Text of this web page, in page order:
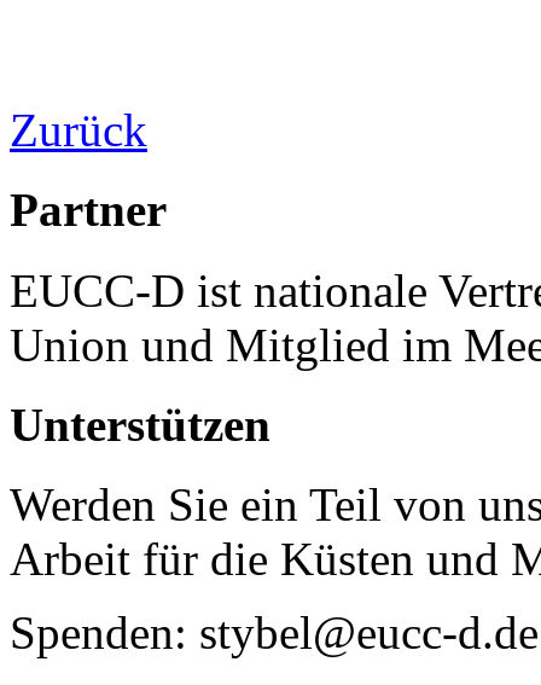
Zurück
Partner
EUCC-D ist nationale
Union und Mitglied im
Unterstützen
Werden Sie ein Teil von
Arbeit für die Küsten und
Spenden: stybel@eucc-d.de